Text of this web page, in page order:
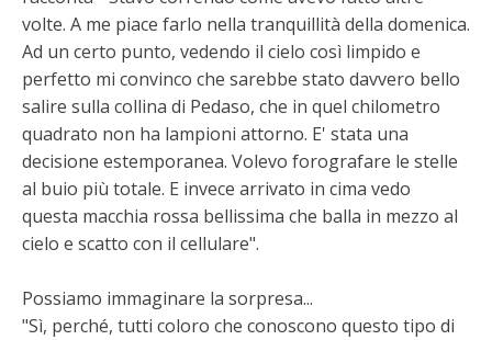
volte. A me piace farlo nella tranquillità della domenica.
Ad un certo punto, vedendo il cielo così limpido e
perfetto mi convinco che sarebbe stato davvero bello
salire sulla collina di Pedaso, che in quel chilometro
quadrato non ha lampioni attorno. E' stata una
decisione estemporanea. Volevo forografare le stelle
al buio più totale. E invece arrivato in cima vedo
questa macchia rossa bellissima che balla in mezzo al
cielo e scatto con il cellulare".
Possiamo immaginare la sorpresa...
"Sì, perché, tutti coloro che conoscono questo tipo di